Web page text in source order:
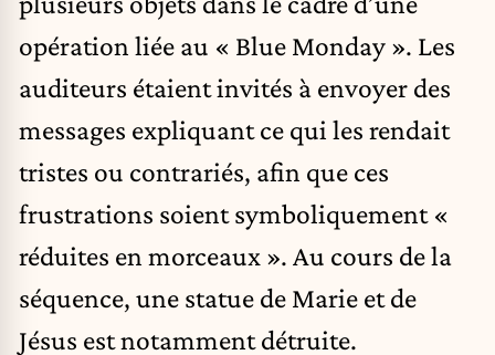
opération liée au « Blue Monday ». Les
auditeurs étaient invités à envoyer des
messages expliquant ce qui les rendait
tristes ou contrariés, afin que ces
frustrations soient symboliquement «
réduites en morceaux ». Au cours de la
séquence, une statue de Marie et de
Jésus est notamment détruite.